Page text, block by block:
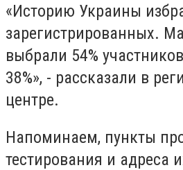
«Историю Украины
зарегистрированных.
выбрали 54%
38%», - рассказали в
центре.
Напоминаем, пункты
тестирования и адреса